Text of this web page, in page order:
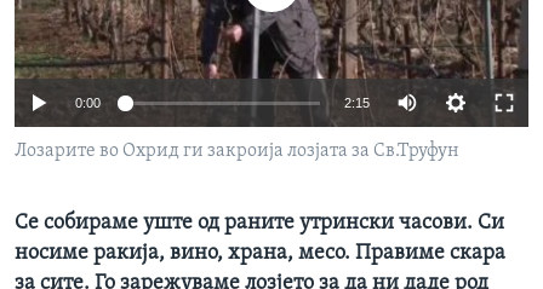
ИНТЕРВЈУА
Јазици
0:00 2:15
Лозарите во Охрид ги закроија лозјата за Св.Труфун
Cе собираме уште од раните утрински часови. Си
носиме ракија, вино, храна, месо. Правиме скара
за сите. Го зарежуваме лозјето за да ни даде род